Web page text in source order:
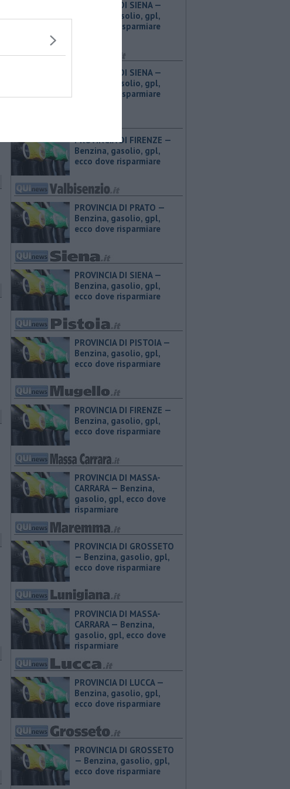
PROVINCIA DI SIENA — ​
Benzina, gasolio, gpl,
ecco dove risparmiare
PROVINCIA DI SIENA — ​
Benzina, gasolio, gpl,
ecco dove risparmiare
PROVINCIA DI FIRENZE — ​
Benzina, gasolio, gpl,
ecco dove risparmiare
PROVINCIA DI PRATO — ​
Benzina, gasolio, gpl,
ecco dove risparmiare
PROVINCIA DI SIENA — ​
Benzina, gasolio, gpl,
ecco dove risparmiare
PROVINCIA DI PISTOIA — ​
Benzina, gasolio, gpl,
ecco dove risparmiare
PROVINCIA DI FIRENZE — ​
Benzina, gasolio, gpl,
ecco dove risparmiare
PROVINCIA DI MASSA-
CARRARA — ​Benzina,
gasolio, gpl, ecco dove
risparmiare
PROVINCIA DI GROSSETO
— ​Benzina, gasolio, gpl,
ecco dove risparmiare
PROVINCIA DI MASSA-
CARRARA — ​Benzina,
gasolio, gpl, ecco dove
risparmiare
PROVINCIA DI LUCCA — ​
Benzina, gasolio, gpl,
ecco dove risparmiare
PROVINCIA DI GROSSETO
— ​Benzina, gasolio, gpl,
ecco dove risparmiare